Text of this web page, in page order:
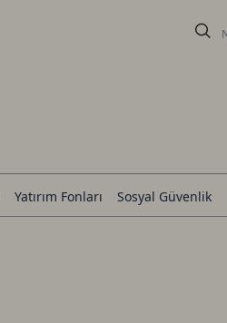
Yatırım Fonları Sosyal Güvenlik